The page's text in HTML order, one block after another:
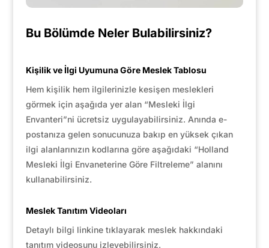
Bu Bölümde Neler Bulabilirsiniz?
Kişilik ve İlgi Uyumuna Göre Meslek Tablosu
Hem kişilik hem ilgilerinizle kesişen meslekleri
görmek için aşağıda yer alan “Mesleki İlgi
Envanteri”ni ücretsiz uygulayabilirsiniz. Anında e-
postanıza gelen sonucunuza bakıp en yüksek çıkan
ilgi alanlarınızın kodlarına göre aşağıdaki “Holland
Mesleki İlgi Envaneterine Göre Filtreleme” alanını
kullanabilirsiniz.
Meslek Tanıtım Videoları
Detaylı bilgi linkine tıklayarak meslek hakkındaki
tanıtım videosunu izleyebilirsiniz.